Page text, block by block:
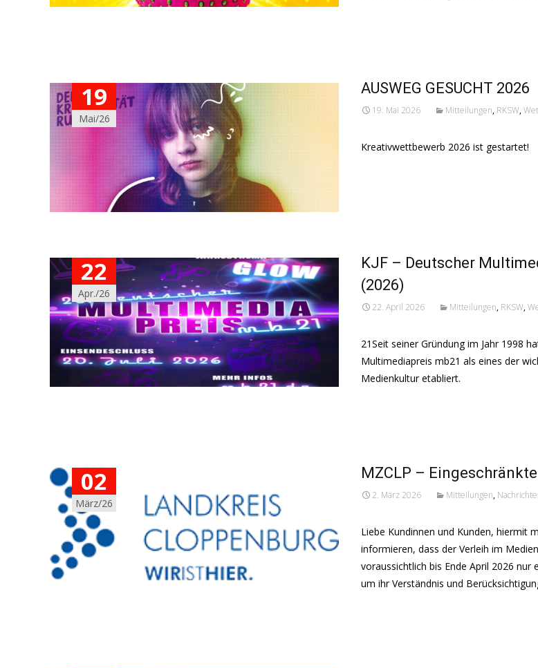
19
Mai/26
AUSWEG GESUCHT 2026
19. Mai 2026 Mitteilungen, RKSW,
Kreativwettbewerb 2026 ist gestartet!
22
Apr./26
KJF – Deutscher
(2026)
22. April 2026 Mitteilungen, RKSW,
21Seit seiner Gründung im Jahr 1998
Multimediapreis mb21 als eines der
Medienkultur etabliert.
02
März/26
MZCLP –
2. März 2026 Mitteilungen,
Liebe Kundinnen und Kunden, hiermit
informieren, dass der Verleih im
voraussichtlich bis Ende April 2026 nur
um ihr Verständnis und